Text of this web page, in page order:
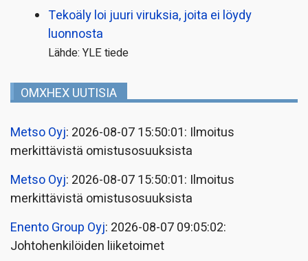
Tekoäly loi juuri viruksia, joita ei löydy
luonnosta
Lähde: YLE tiede
OMXHEX UUTISIA
Metso Oyj: 2026-08-07 15:50:01: Ilmoitus
merkittävistä omistusosuuksista
Metso Oyj: 2026-08-07 15:50:01: Ilmoitus
merkittävistä omistusosuuksista
Enento Group Oyj: 2026-08-07 09:05:02:
Johtohenkilöiden liiketoimet